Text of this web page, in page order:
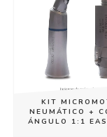
KIT
NEUMÁTICO +
ÁNGULO 1:1